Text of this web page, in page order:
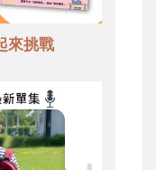
來挑戰